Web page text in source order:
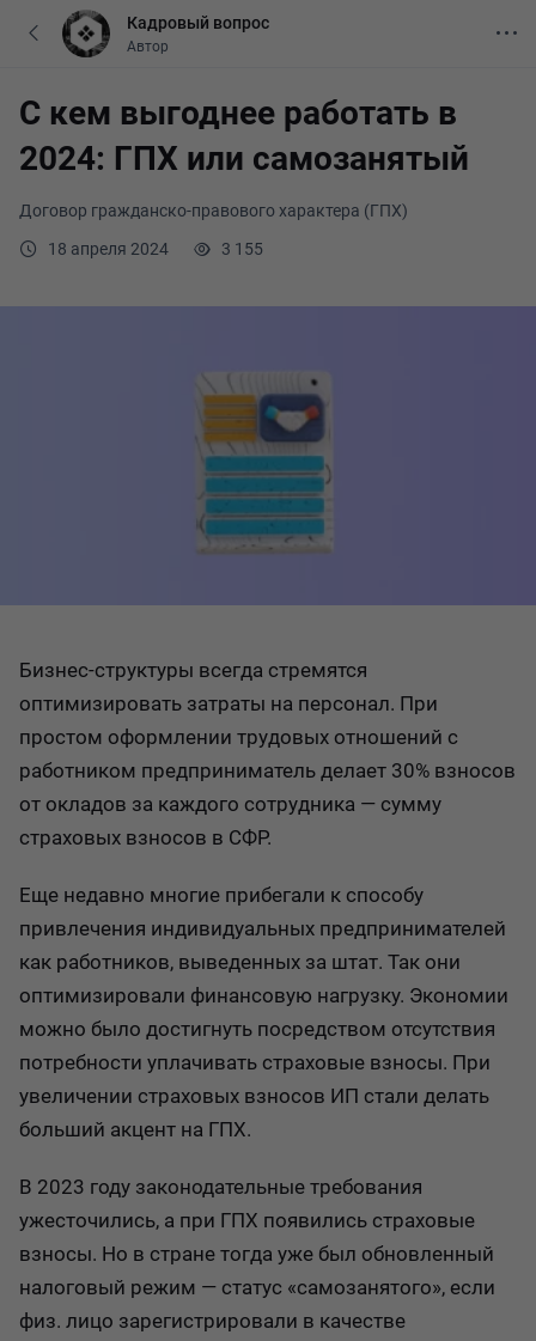
Договор гражданско-правового характера (ГПХ)
18 апреля 2024
3 155
С кем выгоднее работать в
2024: ГПХ или самозанятый
Бизнес-структуры всегда стремятся
оптимизировать затраты на персонал. При
простом оформлении трудовых отношений с
работником предприниматель делает 30% взносов
от окладов за каждого сотрудника — сумму
страховых взносов в СФР.
Еще недавно многие прибегали к способу
привлечения индивидуальных предпринимателей
как работников, выведенных за штат. Так они
оптимизировали финансовую нагрузку. Экономии
можно было достигнуть посредством отсутствия
потребности уплачивать страховые взносы. При
увеличении страховых взносов ИП стали делать
больший акцент на ГПХ.
В 2023 году законодательные требования
ужесточились, а при ГПХ появились страховые
взносы. Но в стране тогда уже был обновленный
налоговый режим — статус «самозанятого», если
физ. лицо зарегистрировали в качестве
Кадровый вопрос
Автор